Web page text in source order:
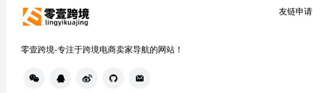
零壹跨境-专注于跨境电商卖家导航的网站！
友链申请